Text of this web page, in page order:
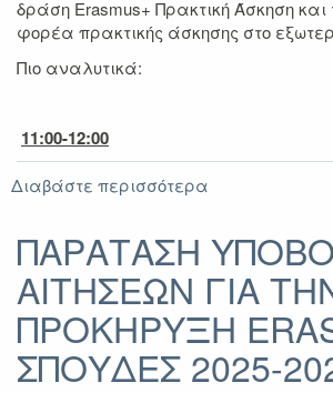
δράση Erasmus+ Πρακτική Άσκηση
φορέα πρακτικής άσκησης στο
Πιο αναλυτικά:
11:00-12:00
Διαβάστε περισσότερα
Erasmus+
Πρακτική
Άσκηση
2025-
2026:
υποβολή
ΠΑΡΑΤΑΣΗ
ΑΙΤΗΣΕΩΝ ΓΙΑ
ΠΡΟΚΗΡΥΞΗ
ΣΠΟΥΔΕΣ 2025-